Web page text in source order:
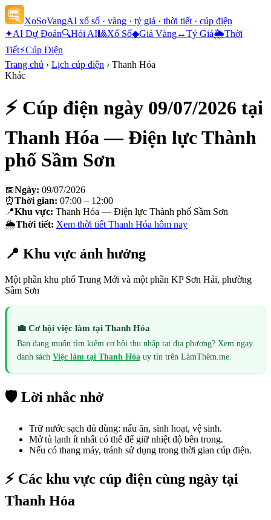
XoSoVangAI xổ số · vàng · tỷ giá · thời tiết · cúp điện
✦AI Dự Đoán🔍Hỏi AI🎱Xổ Số◆Giá Vàng↔Tỷ Giá🌦Thời
Tiết⚡Cúp Điện
Trang chủ › Lịch cúp điện › Thanh Hóa
Khác
⚡ Cúp điện ngày 09/07/2026 tại
Thanh Hóa — Điện lực Thành
phố Sầm Sơn
📅Ngày: 09/07/2026
⏰Thời gian: 07:00 – 12:00
📍Khu vực: Thanh Hóa — Điện lực Thành phố Sầm Sơn
🌦Thời tiết: Xem thời tiết Thanh Hóa hôm nay
📍 Khu vực ảnh hưởng
Một phần khu phố Trung Mới và một phần KP Sơn Hải, phường
Sầm Sơn
💼 Cơ hội việc làm tại Thanh Hóa
Bạn đang muốn tìm kiếm cơ hội thu nhập tại địa phương? Xem ngay
danh sách Việc làm tại Thanh Hóa uy tín trên LàmThêm.me.
🛡️ Lời nhắc nhở
Trữ nước sạch đủ dùng: nấu ăn, sinh hoạt, vệ sinh.
Mở tủ lạnh ít nhất có thể để giữ nhiệt độ bên trong.
Nếu có thang máy, tránh sử dụng trong thời gian cúp điện.
⚡ Các khu vực cúp điện cùng ngày tại
Thanh Hóa